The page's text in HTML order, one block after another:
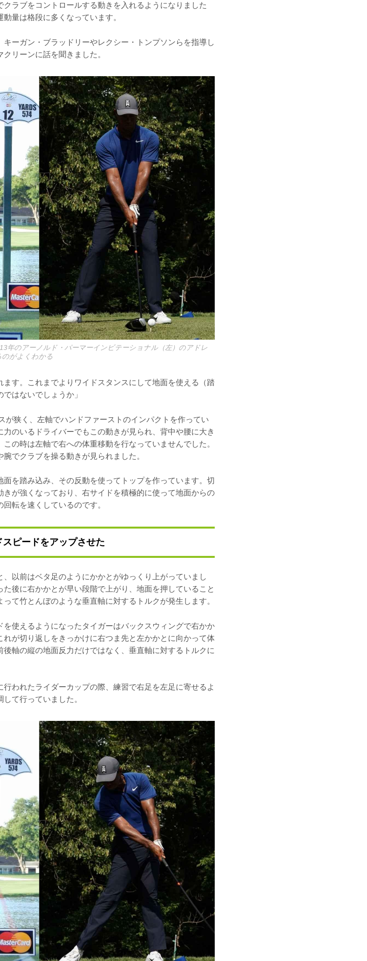
ラブをコントロールする動きを入れるようになりました
量は格段に多くなっています。
ーガン・ブラッドリーやレクシー・トンプソンらを指導し
リーンに話を聞きました。
年のアーノルド・パーマーインビテーショナル（左）のアドレ
がよくわかる
ます。これまでよりワイドスタンスにして地面を使える（踏
はないでしょうか」
が狭く、左軸でハンドファーストのインパクトを作ってい
のいるドライバーでもこの動きが見られ、背中や腰に大き
の時は左軸で右への体重移動を行なっていませんでした。
でクラブを操る動きが見られました。
を踏み込み、その反動を使ってトップを作っています。切
きが強くなっており、右サイドを積極的に使って地面からの
転を速くしているのです。
スピードをアップさせた
以前はベタ足のようにかかとがゆっくり上がっていまし
後に右かかとが早い段階で上がり、地面を押していること
て竹とんぼのような垂直軸に対するトルクが発生します。
を使えるようになったタイガーはバックスウィングで右かか
が切り返しをきっかけに右つま先と左かかとに向かって体
軸の縦の地面反力だけではなく、垂直軸に対するトルクに
われたライダーカップの際、練習で右足を左足に寄せるよ
て行っていました。